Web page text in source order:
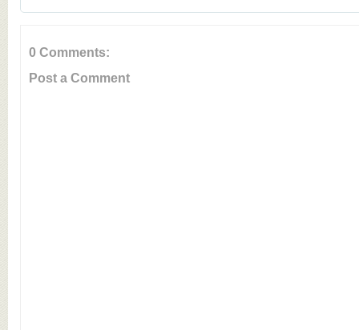
0 Comments:
Post a Comment